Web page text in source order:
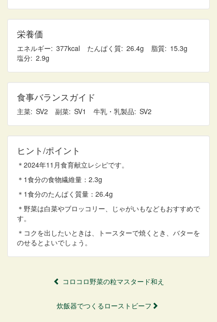
栄養価
エネルギー 377 たんぱく質 26.4 脂質 15.3
塩分 2.9
食事バランスガイド
主菜 2 副菜 1 牛乳・乳製品 2
ヒント/ポイント
＊2024年11月食育献立レシピです。
＊1食分の食物繊維量：2.3g
＊1食分のたんぱく質量：26.4g
＊野菜は白菜やブロッコリー、じゃがいもなどもおすすめで
す。
＊コクを出したいときは、トースターで焼くとき、バターを
のせるとよいでしょう。
コロコロ野菜の粒マスタード和え
炊飯器でつくるローストビーフ